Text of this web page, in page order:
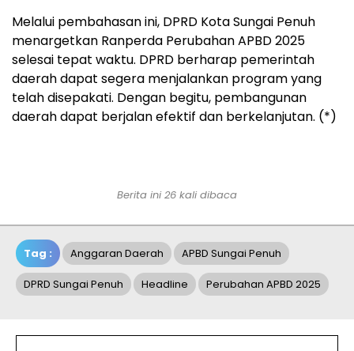
Melalui pembahasan ini, DPRD Kota Sungai Penuh
menargetkan Ranperda Perubahan APBD 2025
selesai tepat waktu. DPRD berharap pemerintah
daerah dapat segera menjalankan program yang
telah disepakati. Dengan begitu, pembangunan
daerah dapat berjalan efektif dan berkelanjutan. (*)
Berita ini 26 kali dibaca
Tag : Anggaran Daerah APBD Sungai Penuh
DPRD Sungai Penuh Headline Perubahan APBD 2025